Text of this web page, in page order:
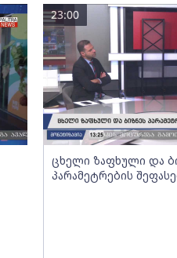
ცხელი ზაფხული და
პარამეტრების
23:00